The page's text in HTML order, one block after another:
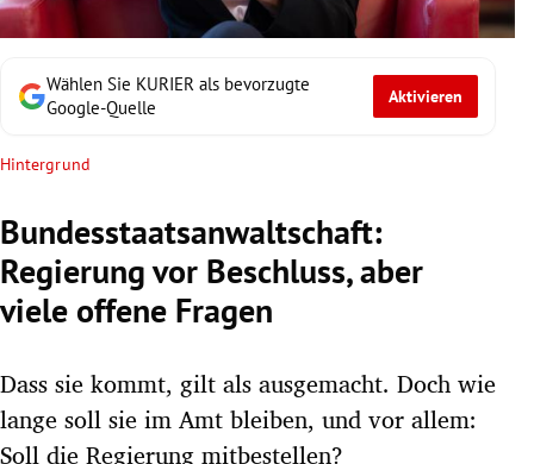
Untermenü
Untermenü
Untermenü
Untermenü
Untermenü
Untermenü
Wählen Sie KURIER als bevorzugte
Google-Quelle
Aktivieren
Hintergrund
Bundesstaatsanwaltschaft:
Regierung vor Beschluss, aber
viele offene Fragen
Dass sie kommt, gilt als ausgemacht. Doch wie
lange soll sie im Amt bleiben, und vor allem:
Soll die Regierung mitbestellen?